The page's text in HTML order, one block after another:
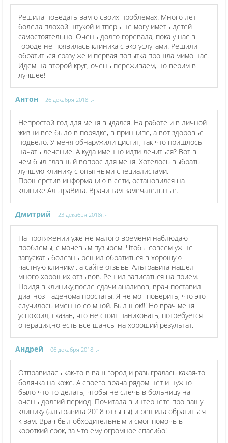
Решила поведать вам о своих проблемах. Много лет
болела плохой штукой и тперь не могу иметь детей
самостоятельно. Очень долго горевала, пока у нас в
городе не появилась клиника с эко услугами. Решили
обратиться сразу же и первая попытка прошла мимо нас.
Идем на второй круг, очень переживаем, но верим в
лучшее!
Антон 26 декабря 2018г.-
Непростой год для меня выдался. На работе и в личной
жизни все было в порядке, в принципе, а вот здоровье
подвело. У меня обнаружили цистит, так что пришлось
начать лечение. А куда именно идти лечиться? Вот в
чем был главный вопрос для меня. Хотелось выбрать
лучшую клинику с опытными специалистами.
Прошерстив информацию в сети, остановился на
клинике АльтраВита. Врачи там замечательные.
Дмитрий 23 декабря 2018г.-
На протяжении уже не малого времени наблюдаю
проблемы, с мочевым пузырем. Чтобы совсем уж не
запускать болезнь решил обратиться в хорошую
частную клинику . а сайте отзывы Альтравита нашел
много хороших отзывов. Решил записаться на прием.
Придя в клинику,после сдачи анализов, врач поставил
диагноз - аденома простаты. Я не мог поверить, что это
случилось именно со мной. Был шок!!! Но врач меня
успокоил, сказав, что не стоит паниковать, потребуется
операция,но есть все шансы на хороший результат.
Андрей 06 декабря 2018г.-
Отправилась как-то в ваш город и разыгралась какая-то
болячка на коже. А своего врача рядом нет и нужно
было что-то делать, чтобы не слечь в больницу на
очень долгий период. Почитала в интернете про вашу
клинику (альтравита 2018 отзывы) и решила обратиться
к вам. Врач был обходительным и смог помочь в
короткий срок, за что ему огромное спасибо!